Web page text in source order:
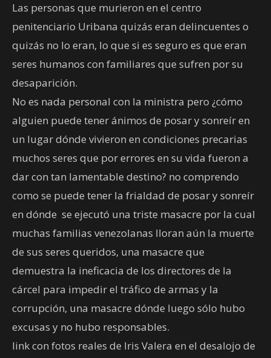
Las personas que murieron en el centro
penitenciario Uribana quizás eran delincuentes o
quizás no lo eran, lo que si es seguro es que eran
seres humanos con familiares que sufren por su
desaparición.
No es nada personal con la ministra pero ¿cómo
alguien puede tener ánimos de posar y sonreír en
un lugar dónde vivieron en condiciones precarias
muchos seres que por errores en su vida fueron a
dar con tan lamentable destino? no comprendo
como se puede tener la frialdad de posar y sonreír
en dónde se ejecutó una triste masacre por la cual
muchas familias venezolanas lloran aún la muerte
de sus seres queridos, una masacre que
demuestra la ineficacia de los directores de la
cárcel para impedir el tráfico de armas y la
corrupción, una masacre dónde luego sólo hubo
excusas y no hubo responsables.
link con fotos reales de Iris Valera en el desalojo de